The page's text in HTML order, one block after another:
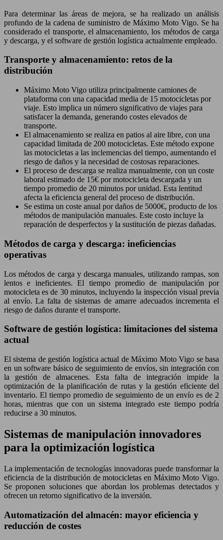
Para determinar las áreas de mejora, se ha realizado un análisis
profundo de la cadena de suministro de Máximo Moto Vigo. Se ha
considerado el transporte, el almacenamiento, los métodos de carga
y descarga, y el software de gestión logística actualmente empleado.
Transporte y almacenamiento: retos de la
distribución
Máximo Moto Vigo utiliza principalmente camiones de
plataforma con una capacidad media de 15 motocicletas por
viaje. Esto implica un número significativo de viajes para
satisfacer la demanda, generando costes elevados de
transporte.
El almacenamiento se realiza en patios al aire libre, con una
capacidad limitada de 200 motocicletas. Este método expone
las motocicletas a las inclemencias del tiempo, aumentando el
riesgo de daños y la necesidad de costosas reparaciones.
El proceso de descarga se realiza manualmente, con un coste
laboral estimado de 15€ por motocicleta descargada y un
tiempo promedio de 20 minutos por unidad. Esta lentitud
afecta la eficiencia general del proceso de distribución.
Se estima un coste anual por daños de 5000€, producto de los
métodos de manipulación manuales. Este costo incluye la
reparación de desperfectos y la sustitución de piezas dañadas.
Métodos de carga y descarga: ineficiencias
operativas
Los métodos de carga y descarga manuales, utilizando rampas, son
lentos e ineficientes. El tiempo promedio de manipulación por
motocicleta es de 30 minutos, incluyendo la inspección visual previa
al envío. La falta de sistemas de amarre adecuados incrementa el
riesgo de daños durante el transporte.
Software de gestión logística: limitaciones del sistema
actual
El sistema de gestión logística actual de Máximo Moto Vigo se basa
en un software básico de seguimiento de envíos, sin integración con
la gestión de almacenes. Esta falta de integración impide la
optimización de la planificación de rutas y la gestión eficiente del
inventario. El tiempo promedio de seguimiento de un envío es de 2
horas, mientras que con un sistema integrado este tiempo podría
reducirse a 30 minutos.
Sistemas de manipulación innovadores
para la optimización logística
La implementación de tecnologías innovadoras puede transformar la
eficiencia de la distribución de motocicletas en Máximo Moto Vigo.
Se proponen soluciones que abordan los problemas detectados y
ofrecen un retorno significativo de la inversión.
Automatización del almacén: mayor eficiencia y
reducción de costes